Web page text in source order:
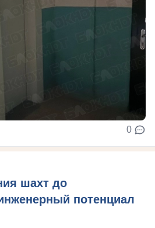
0
шахт до
потенциал